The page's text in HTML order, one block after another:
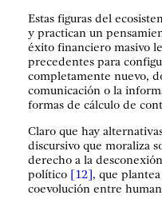
Estas figuras del
y practican un
éxito financiero masivo
precedentes para
completamente nuevo,
comunicación o la
formas de cálculo de
Claro que hay
discursivo que moraliza
derecho a la
político [12], que
coevolución entre